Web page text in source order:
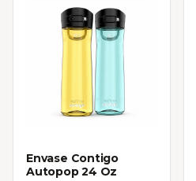
Envase Contigo
Autopop 24 Oz